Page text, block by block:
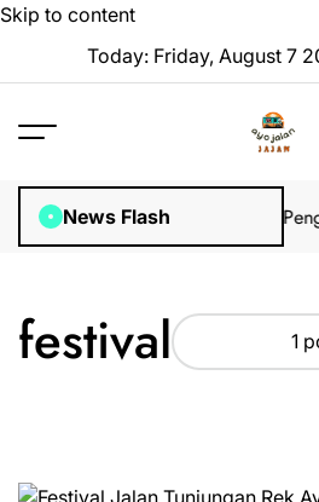
Skip to content
Today: Friday, August 7
News Flash
2025 Tanpa Stres Bantuan
festival 1